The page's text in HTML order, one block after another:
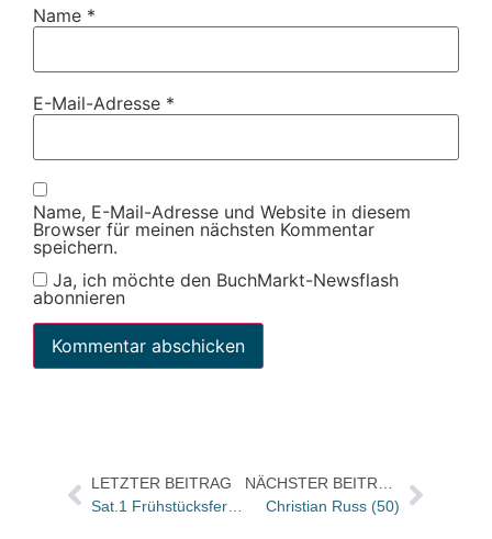
Name *
E-Mail-Adresse *
Name, E-Mail-Adresse und Website in diesem
Browser für meinen nächsten Kommentar
speichern.
Ja, ich möchte den BuchMarkt-Newsflash
abonnieren
LETZTER BEITRAG
Sat.1 Frühstücksfernsehen: Buchtitel der Sendung von morgen
Christian Russ (50)